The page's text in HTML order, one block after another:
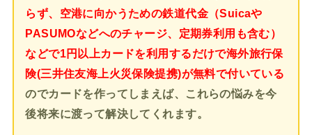
らず、空港に向かうための鉄道代金（Suicaや
PASUMOなどへのチャージ、定期券利用も含む）
などで1円以上カードを利用するだけで海外旅行保
険(三井住友海上火災保険提携)が無料で付いている
のでカードを作ってしまえば、これらの悩みを今
後将来に渡って解決してくれます。